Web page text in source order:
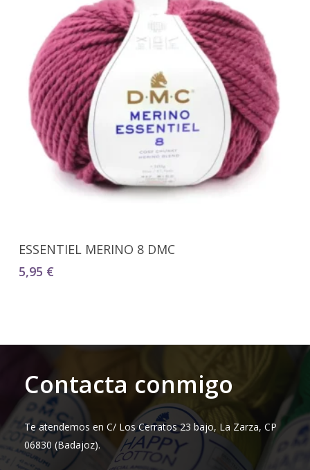
Seleccionar Opciones
ESSENTIEL MERINO 8 DMC
5,95 €
Contacta conmigo
Te atendemos en C/ Los Cerratos 23 bajo, La Zarza, CP
06830 (Badajoz).